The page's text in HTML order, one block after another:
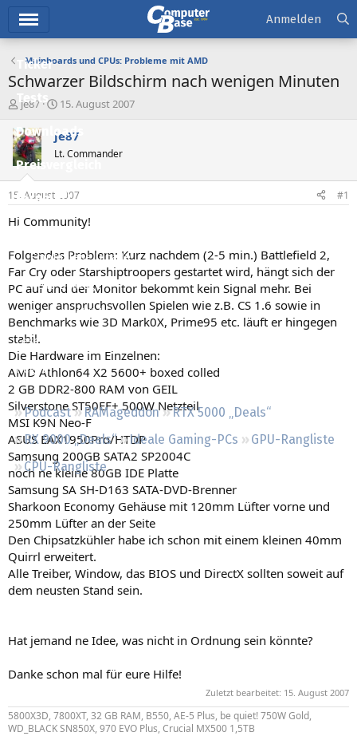
Ticker
Tests
Downloads
Preisvergleich
Forum
Aktuelles
Empfohlene Inhalte
Neue Beiträge
Neueste Aktivitäten
Leserartikel
Regeln
Podcast RAMageddon
RTX 5000 „Deals“
RX 9000 „Deals“
Ideale Gaming-PCs
GPU-Rangliste
CPU-Rangliste
Anmelden
Mainboards und CPUs: Probleme mit AMD
Schwarzer Bildschirm nach wenigen Minuten
E
s
t
e
e
je87
E
s
e
t
a
15. August 2007
je87
Lt. Commander
15. August 2007 #1
Hi Community!
Folgendes Problem: Kurz nachdem (2-5 min.) Battlefield 2,
Far Cry oder Starshiptroopers gestartet wird, hängt sich der
PC auf und der Monitor bekommt kein Signal mehr. Bei
weniger anspruchsvollen Spielen wie z.B. CS 1.6 sowie in
Benchmarks wie 3D Mark0X, Prime95 etc. läuft er hingegen
stabil.
Die Hardware im Einzelnen:
AMD Athlon64 X2 5600+ boxed colled
2 GB DDR2-800 RAM von GEIL
Silverstone ST50EF+ 500W Netzteil
MSI K9N Neo-F
ASUS EAX1950Pro/HTDP
Samsung 200GB SATA2 SP2004C
noch ne kleine 80GB IDE Platte
Samsung SA SH-D163 SATA-DVD-Brenner
Sharkoon Economy Gehäuse mit 120mm Lüfter vorne und
250mm Lüfter an der Seite
Den Chipsatzkühler habe ich schon mit einem kleinen 40mm
Quirrl erweitert.
Alle Treiber, Window, das BIOS und DirectX sollten soweit auf
dem neusten Stand sein.
Hat jemand ne Idee, was nicht in Ordnung sein könnte?
Danke schon mal für eure Hilfe!
Zuletzt bearbeitet: 15. August 2007
5800X3D, 7800XT, 32 GB RAM, B550, AE-5 Plus, be quiet! 750W Gold,
WD_BLACK SN850X, 970 EVO Plus, Crucial MX500 1,5TB